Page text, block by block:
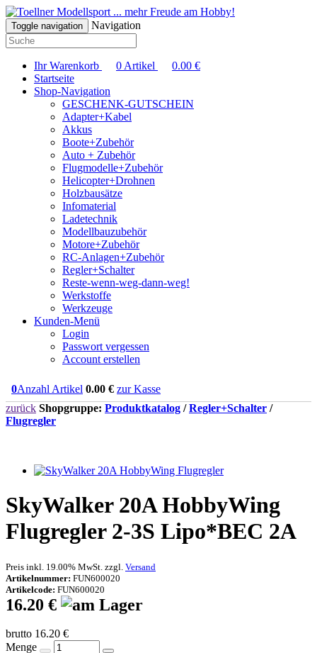
... mehr Freude am Hobby!
Toggle navigation Navigation
Ihr Warenkorb 0 Artikel 0.00 €
Startseite
Shop-Navigation
GESCHENK-GUTSCHEIN
Adapter+Kabel
Akkus
Boote+Zubehör
Auto + Zubehör
Flugmodelle+Zubehör
Helicopter+Drohnen
Holzbausätze
Infomaterial
Ladetechnik
Modellbauzubehör
Motore+Zubehör
RC-Anlagen+Zubehör
Regler+Schalter
Reste-wenn-weg-dann-weg!
Werkstoffe
Werkzeuge
Kunden-Menü
Login
Passwort vergessen
Account erstellen
0Anzahl Artikel 0.00 € zur Kasse
zurück Shopgruppe: Produktkatalog /Regler+Schalter /
Flugregler
SkyWalker 20A HobbyWing
Flugregler 2-3S Lipo*BEC 2A
Preis inkl. 19.00% MwSt. zzgl. Versand
Artikelnummer: FUN600020
Artikelcode: FUN600020
16.20 €
brutto 16.20 €
Menge